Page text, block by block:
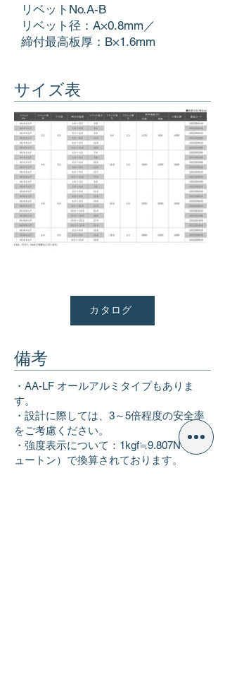
リベットNo.A-B
​リベット径：A×0.8mm／
締付最高板厚：B×1.6mm
サイズ表
カタログ
備考
・AA-LF オールアルミタイプもありま
す。
・設計に際しては、3～5倍程度の安全率
をご考慮ください。
・強度表示について：1kgf≒9.807N（ニ
ュートン）で換算されております。